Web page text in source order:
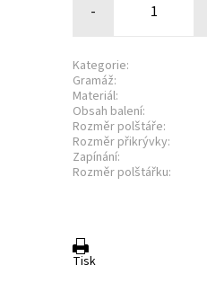
-
Kategorie:
Gramáž:
Materiál:
Obsah balení:
Rozměr polštáře:
Rozměr přikrývky:
Zapínání:
Rozměr polštářku:
Tisk